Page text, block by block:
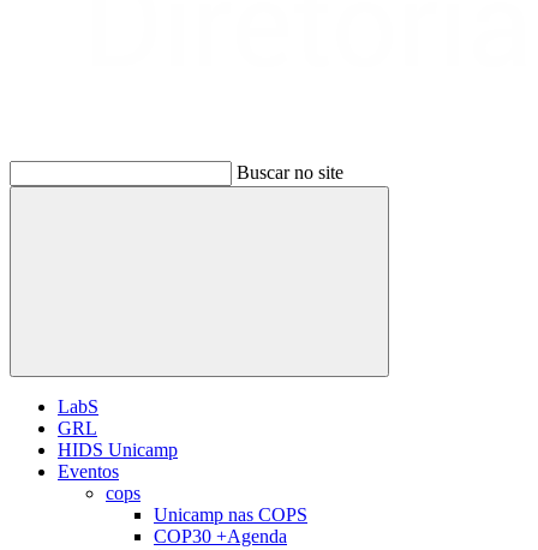
Buscar no site
Buscar
LabS
GRL
HIDS Unicamp
Eventos
cops
Unicamp nas COPS
COP30 +Agenda